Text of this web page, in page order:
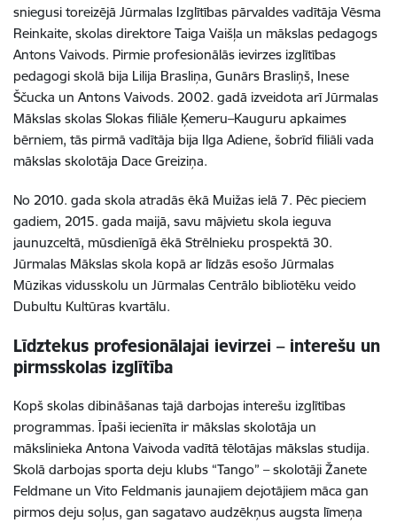
sniegusi toreizējā Jūrmalas Izglītības pārvaldes vadītāja Vēsma
Reinkaite, skolas direktore Taiga Vaišļa un mākslas pedagogs
Antons Vaivods. Pirmie profesionālās ievirzes izglītības
pedagogi skolā bija Lilija Brasliņa, Gunārs Brasliņš, Inese
Ščucka un Antons Vaivods. 2002. gadā izveidota arī Jūrmalas
Mākslas skolas Slokas filiāle Ķemeru–Kauguru apkaimes
bērniem, tās pirmā vadītāja bija Ilga Adiene, šobrīd filiāli vada
mākslas skolotāja Dace Greiziņa.
No 2010. gada skola atradās ēkā Muižas ielā 7. Pēc pieciem
gadiem, 2015. gada maijā, savu mājvietu skola ieguva
jaunuzceltā, mūsdienīgā ēkā Strēlnieku prospektā 30.
Jūrmalas Mākslas skola kopā ar līdzās esošo Jūrmalas
Mūzikas vidusskolu un Jūrmalas Centrālo bibliotēku veido
Dubultu Kultūras kvartālu.
Līdztekus profesionālajai ievirzei – interešu un
pirmsskolas izglītība
Kopš skolas dibināšanas tajā darbojas interešu izglītības
programmas. Īpaši iecienīta ir mākslas skolotāja un
mākslinieka Antona Vaivoda vadītā tēlotājas mākslas studija.
Skolā darbojas sporta deju klubs “Tango” – skolotāji Žanete
Feldmane un Vito Feldmanis jaunajiem dejotājiem māca gan
pirmos deju soļus, gan sagatavo audzēkņus augsta līmeņa